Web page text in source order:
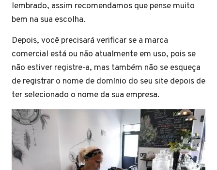
lembrado, assim recomendamos que pense muito
bem na sua escolha.
Depois, você precisará verificar se a marca
comercial está ou não atualmente em uso, pois se
não estiver registre-a, mas também não se esqueça
de registrar o nome de domínio do seu site depois de
ter selecionado o nome da sua empresa.